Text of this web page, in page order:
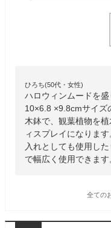
ひろち(50代・女性)
ハロウィンムードを盛
10×6.8 ×9.8cmサイズ
木鉢で、観葉植物を
ィスプレイになりま
入れとしても使用し
で幅広く使用できます
全ての